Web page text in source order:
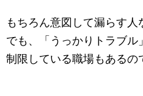
もちろん意図して漏らす人
でも、「うっかりトラブル
制限している職場もあるの